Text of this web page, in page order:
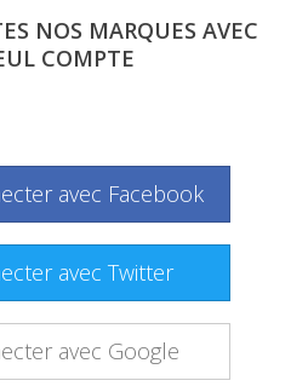
NOS MARQUES AVEC
COMPTE
avec Facebook
avec Twitter
avec Google